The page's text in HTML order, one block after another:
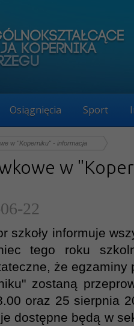
Osiągnięcia Sport
w "Koperniku" - informacja
w
22
szkoły informuje
tego roku
że egzaminy
zostaną
oraz 25 sierpnia
dostępne będą w